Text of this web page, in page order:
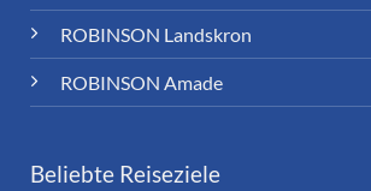
ROBINSON Landskron
ROBINSON Amade
Beliebte Reiseziele